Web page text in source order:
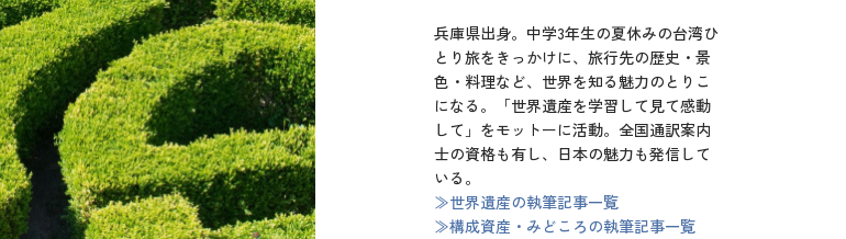
兵庫県出身。中学3年生の夏休みの台湾ひ
とり旅をきっかけに、旅行先の歴史・景
色・料理など、世界を知る魅力のとりこ
になる。「世界遺産を学習して見て感動
して」をモットーに活動。全国通訳案内
士の資格も有し、日本の魅力も発信して
いる。
≫世界遺産の執筆記事一覧
≫構成資産・みどころの執筆記事一覧